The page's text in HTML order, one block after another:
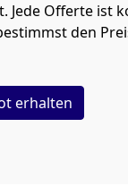
Jede Offerte ist
den
erhalten